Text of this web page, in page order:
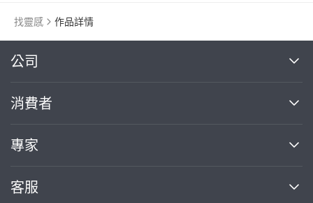
找靈感 作品詳情
公司
關於我們
部落格
加入我們
消費者
買服務
熱門服務
專家
案件中心
客服
繼續完成